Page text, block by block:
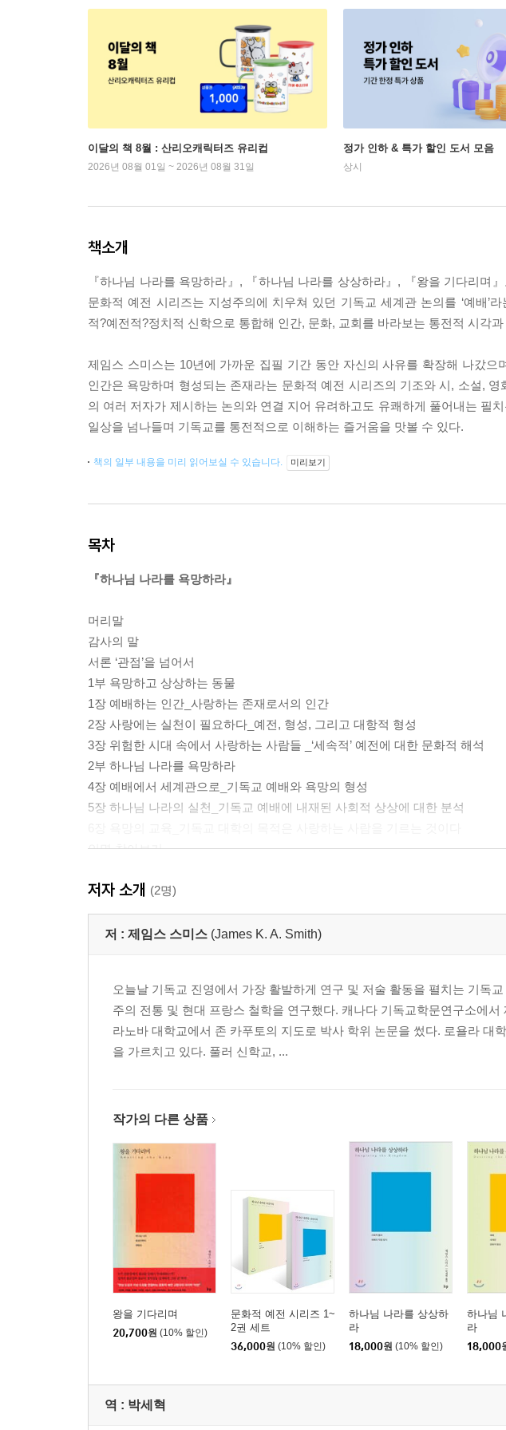
이달의 책 8월 : 산리오캐릭터즈 유리컵
2026년 08월 01일 ~ 2026년 08월 31일
정가 인하 & 특가 할인 도서 모음
상시
책소개
『하나님 나라를 욕망하라』, 『하나님 나라를 상상하라』, 『왕을 기다리며
문화적 예전 시리즈는 지성주의에 치우쳐 있던 기독교 세계관 논의를 ‘예배’
적?예전적?정치적 신학으로 통합해 인간, 문화, 교회를 바라보는 통전적 시각
제임스 스미스는 10년에 가까운 집필 기간 동안 자신의 사유를 확장해 나갔
인간은 욕망하며 형성되는 존재라는 문화적 예전 시리즈의 기조와 시, 소설,
의 여러 저자가 제시하는 논의와 연결 지어 유려하고도 유쾌하게 풀어내는 필
일상을 넘나들며 기독교를 통전적으로 이해하는 즐거움을 맛볼 수 있다.
책의 일부 내용을 미리 읽어보실 수 있습니다. 미리보기
목차
『하나님 나라를 욕망하라』
머리말
감사의 말
서론 ‘관점’을 넘어서
1부 욕망하고 상상하는 동물
1장 예배하는 인간_사랑하는 존재로서의 인간
2장 사랑에는 실천이 필요하다_예전, 형성, 그리고 대항적 형성
3장 위험한 시대 속에서 사랑하는 사람들 _‘세속적’ 예전에 대한 문화적 해석
2부 하나님 나라를 욕망하라
4장 예배에서 세계관으로_기독교 예배와 욕망의 형성
5장 하나님 나라의 실천_기독교 예배에 내재된 사회적 상상에 대한 분석
인명 찾아보기
『하나님 나라를 상상하라』
이 책을 읽는 법
서론: 감정의 교육_그리스도인의 행동에 관하여
1부 육화된 의미_배경으로서의 몸
2부 성화된 지각
3장 “우리는 살기 위해 자신에게 이야기를 들려준다”_예배의 작동 방식
4장 세계 회복하기/다시 이야기하기_선교를 위한 기독교적 형성
감사의 말
1장 의례 이야기: 민주주의의 예배
2장 폴리스로서의 교회 재고하기: 교회의 무게 중심 강화하기
저자 소개 (2명)
저 : 제임스 스미스 (James K. A. Smith)
오늘날 기독교 진영에서 가장 활발하게 연구 및 저술 활동을 펼치는 기독
주의 전통 및 현대 프랑스 철학을 연구했다. 캐나다 기독교학문연구소에
라노바 대학교에서 존 카푸토의 지도로 박사 학위 논문을 썼다. 로욜라 대
을 가르치고 있다. 풀러 신학교, ...
작가의 다른 상품
왕을 기다리며
20,700원 (10% 할인)
문화적 예전 시리즈 1~
2권 세트
36,000원 (10% 할인)
하나님 나라를 상상하
라
18,000원 (10% 할인)
하나님
라
18,000
역 : 박세혁